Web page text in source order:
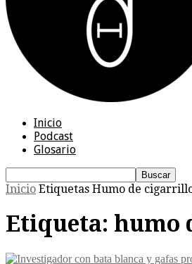
Inicio
Podcast
Glosario
Inicio Etiquetas Humo de
Etiqueta: humo